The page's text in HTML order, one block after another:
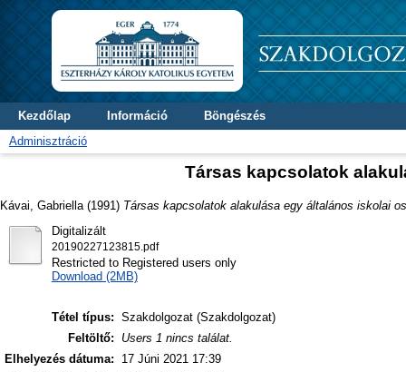
Kezdőlap Információ
Böngészés
Adminisztráció
Társas kapcsolatok
Kávai, Gabriella (1991) Társas kapcsolatok alakulása egy általános iskolai
Digitalizált
20190227123815.pdf
Restricted to Registered users only
Download (2MB)
Tétel típus: Szakdolgozat (Szakdolgozat)
Feltöltő:
Users 1 nincs találat.
Elhelyezés dátuma:
17 Júni 2021 17:39